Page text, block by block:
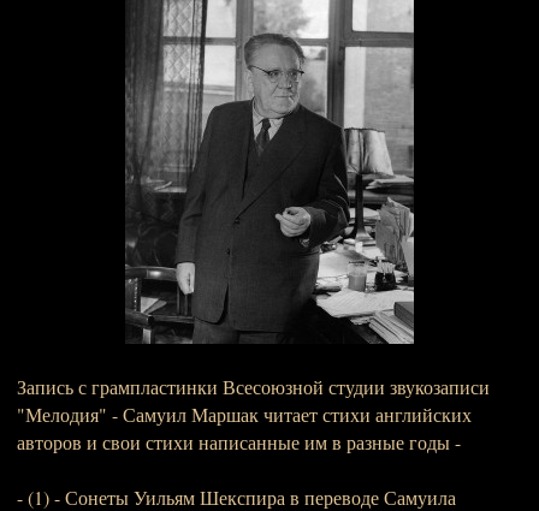
Запись с грампластинки Всесоюзной студии звукозаписи
"Мелодия" - Самуил Маршак читает стихи английских
авторов и свои стихи написанные им в разные годы -
- (1) - Сонеты Уильям Шекспира в переводе Самуила